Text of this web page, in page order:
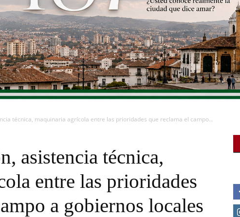
técnica, maquinaria agrícola entre las prioridades que reclama el campo...
asistencia técnica,
entre las prioridades
a gobiernos locales